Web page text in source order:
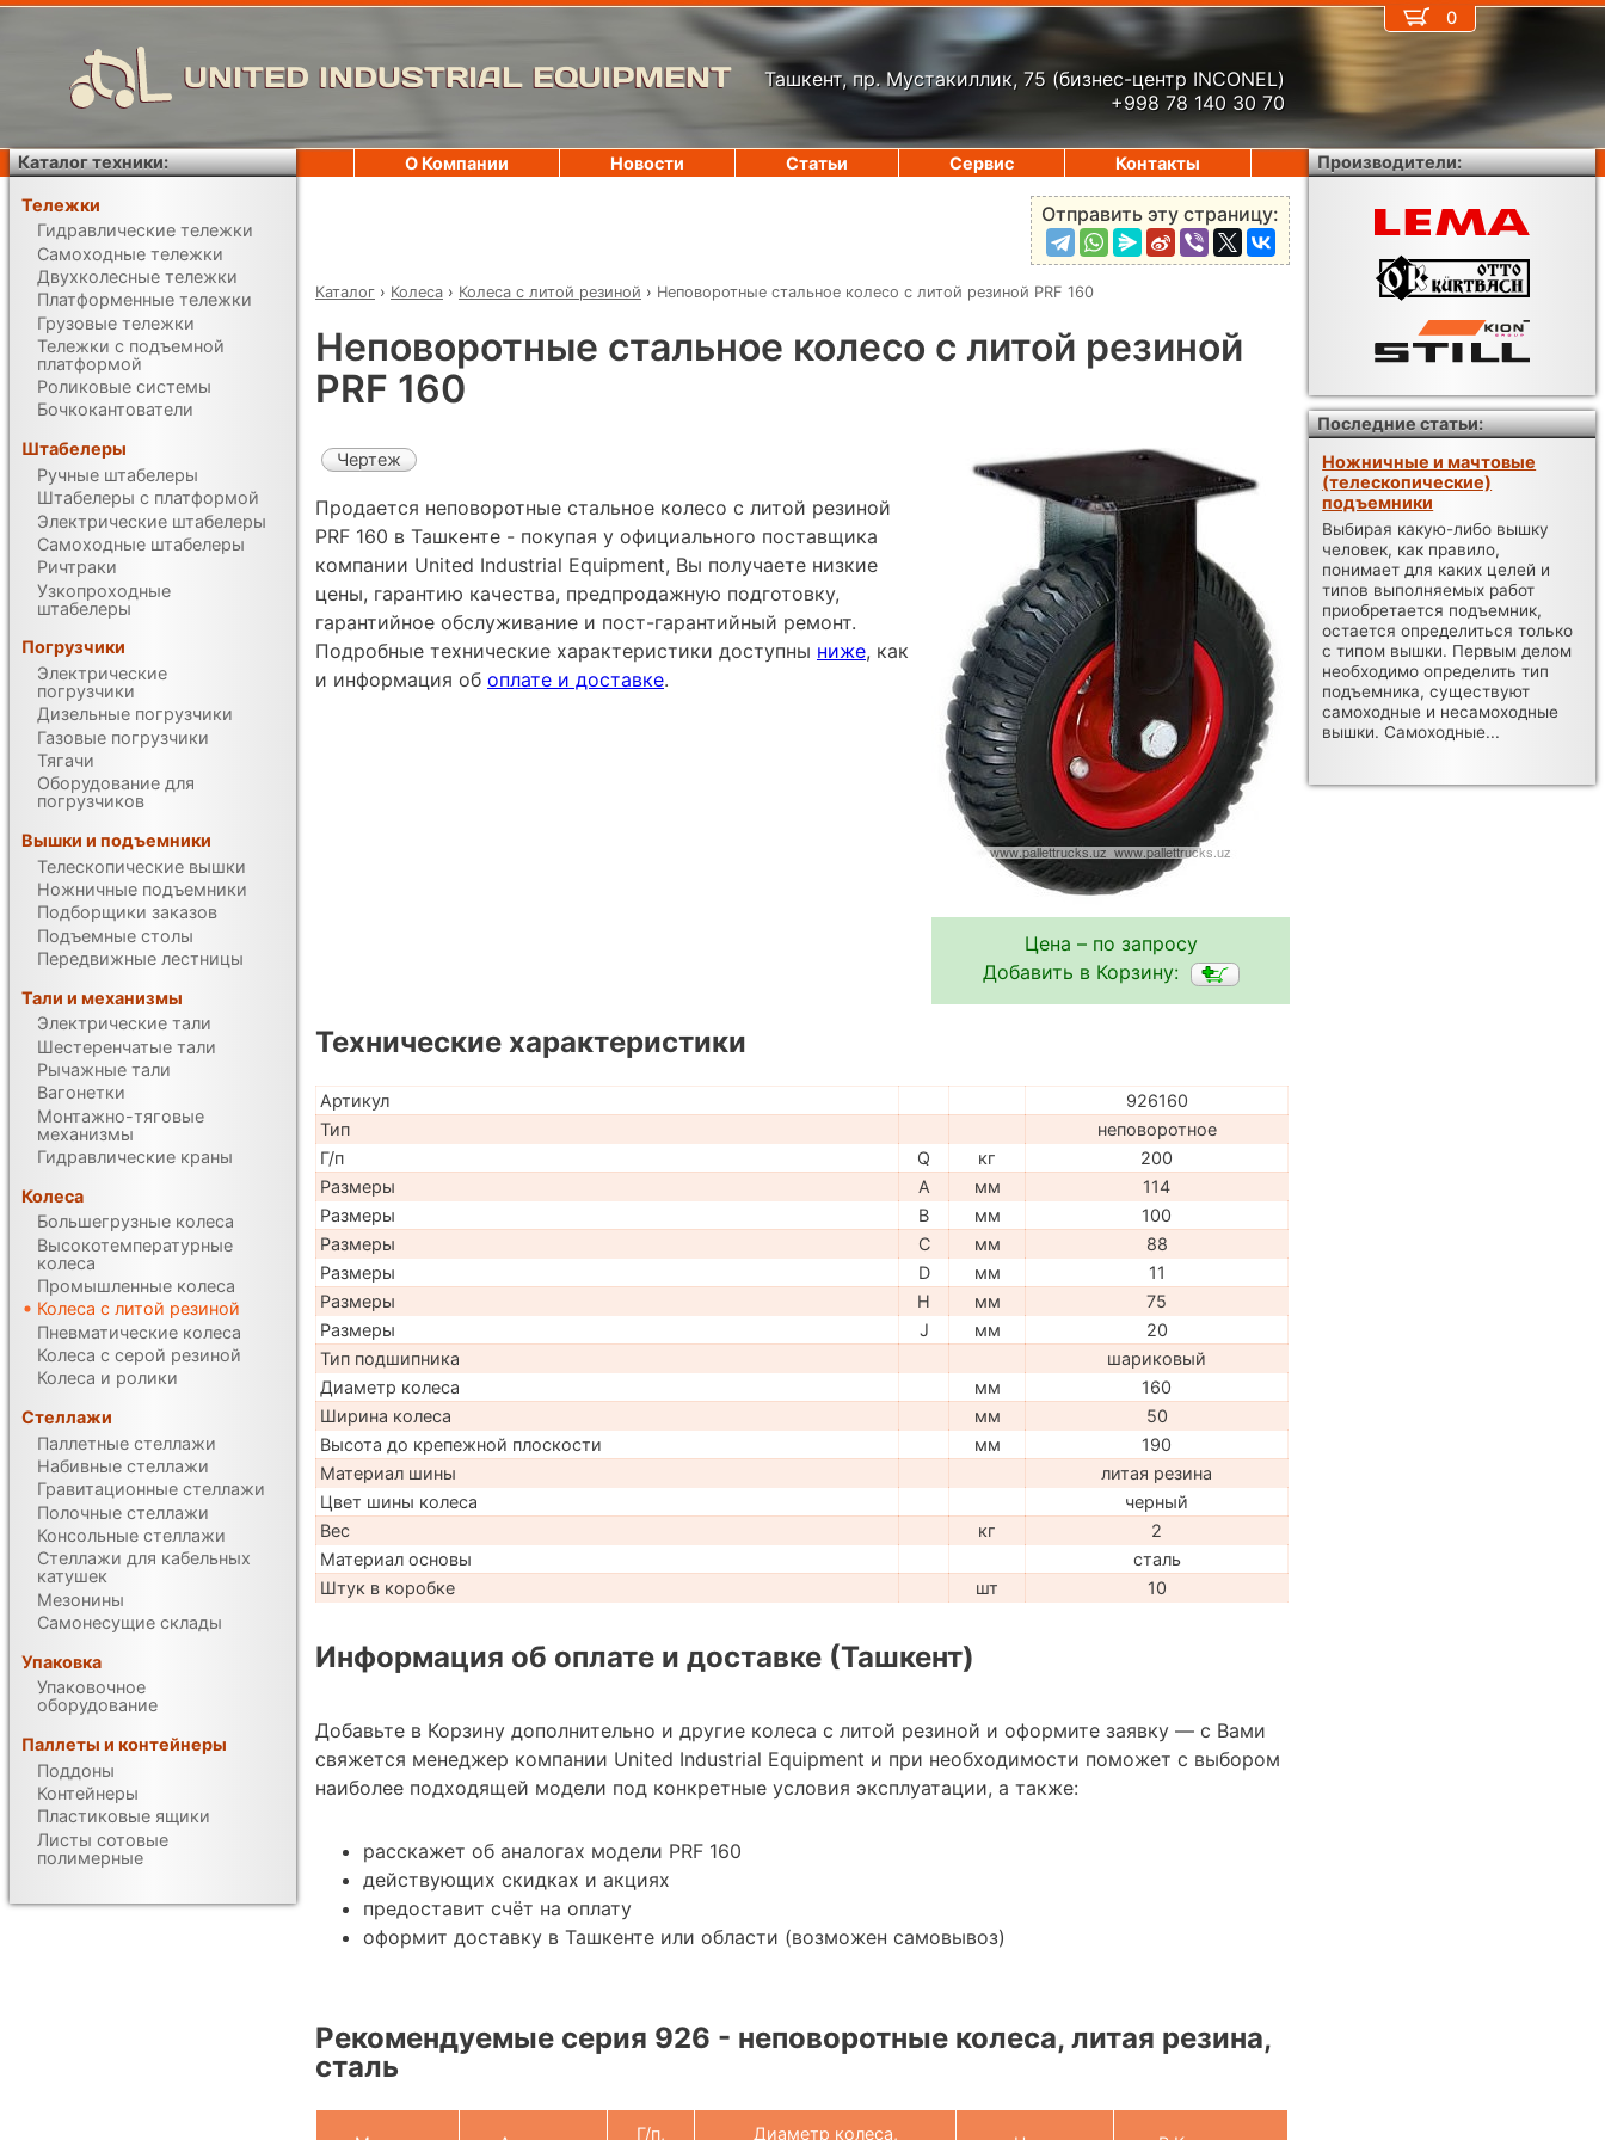
UNITED INDUSTRIAL EQUIPMENT Ташкент, пр. Мустакиллик, 75 (бизнес-центр INCONEL)
+998 78 140 30 70
Отправить эту страницу:
Каталог › Колеса › Колеса с литой резиной › Неповоротные стальное колесо с литой резиной PRF 160
Неповоротные стальное колесо с литой резиной
PRF 160
Цена – по запросу
Добавить в Корзину:
Чертеж
Продается неповоротные стальное колесо с литой резиной
PRF 160 в Ташкенте - покупая у официального поставщика
компании United Industrial Equipment, Вы получаете низкие
цены, гарантию качества, предпродажную подготовку,
гарантийное обслуживание и пост-гарантийный ремонт.
Подробные технические характеристики доступны ниже, как
и информация об оплате и доставке.
Технические характеристики
Артикул
926160
Тип
неповоротное
Г/п
Q кг
200
Размеры
A мм
114
Размеры
B мм
100
Размеры
C мм
88
Размеры
D мм
11
Размеры
H мм
75
Размеры
J мм
20
Тип подшипника
шариковый
Диаметр колеса
мм
160
Ширина колеса
мм
50
Высота до крепежной плоскости
мм
190
Материал шины
литая резина
Цвет шины колеса
черный
Вес
кг
2
Материал основы
сталь
Штук в коробке
шт 10
Информация об оплате и доставке (Ташкент)
Добавьте в Корзину дополнительно и другие колеса с литой резиной и оформите заявку — с Вами
свяжется менеджер компании United Industrial Equipment и при необходимости поможет с выбором
наиболее подходящей модели под конкретные условия эксплуатации, а также:
расскажет об аналогах модели PRF 160
действующих скидках и акциях
предоставит счёт на оплату
оформит доставку в Ташкенте или области (возможен самовывоз)
Рекомендуемые серия 926 - неповоротные колеса, литая резина,
сталь
Г/п, Диаметр колеса,
0
О Компании Новости Статьи Сервис Контакты
Каталог техники:
Тележки
Гидравлические тележки
Самоходные тележки
Двухколесные тележки
Платформенные тележки
Грузовые тележки
Тележки с подъемной
платформой
Роликовые системы
Бочкокантователи
Штабелеры
Ручные штабелеры
Штабелеры с платформой
Электрические штабелеры
Самоходные штабелеры
Ричтраки
Узкопроходные
штабелеры
Погрузчики
Электрические
погрузчики
Дизельные погрузчики
Газовые погрузчики
Тягачи
Оборудование для
погрузчиков
Вышки и подъемники
Телескопические вышки
Ножничные подъемники
Подборщики заказов
Подъемные столы
Передвижные лестницы
Тали и механизмы
Электрические тали
Шестеренчатые тали
Рычажные тали
Вагонетки
Монтажно-тяговые
механизмы
Гидравлические краны
Колеса
Большегрузные колеса
Высокотемпературные
колеса
Промышленные колеса
Колеса с литой резиной
Пневматические колеса
Колеса с серой резиной
Колеса и ролики
Стеллажи
Паллетные стеллажи
Набивные стеллажи
Гравитационные стеллажи
Полочные стеллажи
Консольные стеллажи
Стеллажи для кабельных
катушек
Мезонины
Самонесущие склады
Упаковка
Упаковочное
оборудование
Паллеты и контейнеры
Поддоны
Контейнеры
Пластиковые ящики
Листы сотовые
полимерные
Производители:
Последние статьи:
Ножничные и мачтовые
(телескопические)
подъемники
Выбирая какую-либо вышку
человек, как правило,
понимает для каких целей и
типов выполняемых работ
приобретается подъемник,
остается определиться только
с типом вышки. Первым делом
необходимо определить тип
подъемника, существуют
самоходные и несамоходные
вышки. Самоходные...